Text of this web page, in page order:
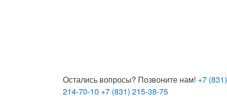
Остались вопросы? Позвоните нам! +7 (831)
214-70-10 +7 (831) 215-38-75